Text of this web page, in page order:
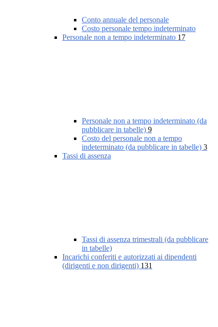
Conto annuale del personale
Costo personale tempo indeterminato
Personale non a tempo indeterminato 17
Personale non a tempo indeterminato (da
pubblicare in tabelle) 9
Costo del personale non a tempo
indeterminato (da pubblicare in tabelle) 3
Tassi di assenza
Tassi di assenza trimestrali (da pubblicare
in tabelle)
Incarichi conferiti e autorizzati ai dipendenti
(dirigenti e non dirigenti) 131